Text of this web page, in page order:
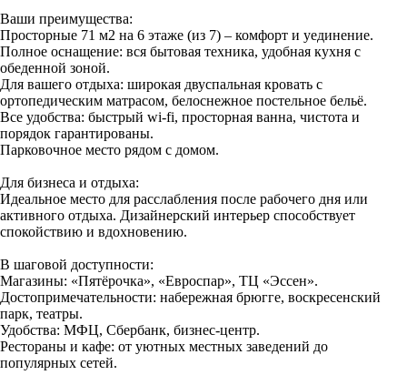
Ваши преимущества:
Просторные 71 м2 на 6 этаже (из 7) – комфорт и уединение.
Полное оснащение: вся бытовая техника, удобная кухня с
обеденной зоной.
Для вашего отдыха: широкая двуспальная кровать с
ортопедическим матрасом, белоснежное постельное бельё.
Все удобства: быстрый wi-fi, просторная ванна, чистота и
порядок гарантированы.
Парковочное место рядом с домом.
Для бизнеса и отдыха:
Идеальное место для расслабления после рабочего дня или
активного отдыха. Дизайнерский интерьер способствует
спокойствию и вдохновению.
В шаговой доступности:
Магазины: «Пятёрочка», «Евроспар», ТЦ «Эссен».
Достопримечательности: набережная брюгге, воскресенский
парк, театры.
Удобства: МФЦ, Сбербанк, бизнес-центр.
Рестораны и кафе: от уютных местных заведений до
популярных сетей.